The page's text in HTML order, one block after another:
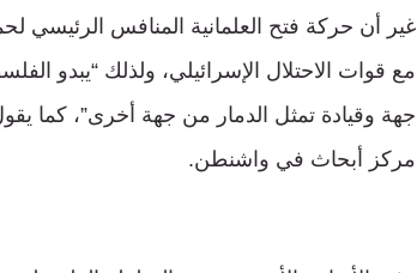
غير أن حركة فتح العلمانية المنافس الرئيسي
مع قوات الاحتلال الإسرائيلي، ولذلك “يبدو
جهة وقيادة تمثل الدمار من جهة أخرى”، كما
مركز أبحاث في واشنطن.